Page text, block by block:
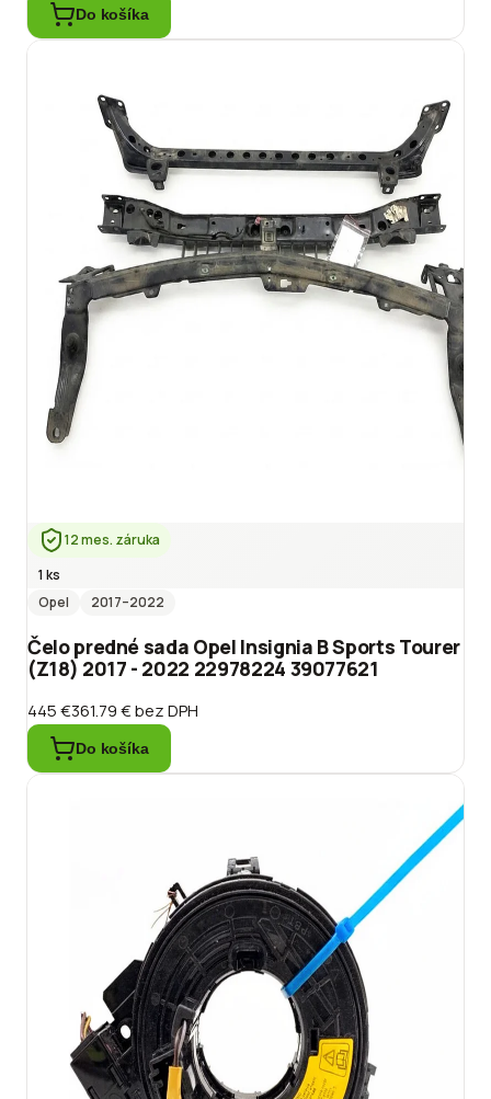
Do košíka
12 mes. záruka
1 ks
Opel
2017–2022
Čelo predné sada Opel Insignia B Sports Tourer
(Z18) 2017 - 2022 22978224 39077621
445 €361.79 €bez DPH
Do košíka